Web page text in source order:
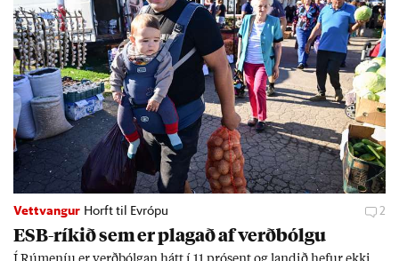
Vettvangur Horft til Evrópu 2
ESB-rík­ið sem er plag­að af verð­bólgu